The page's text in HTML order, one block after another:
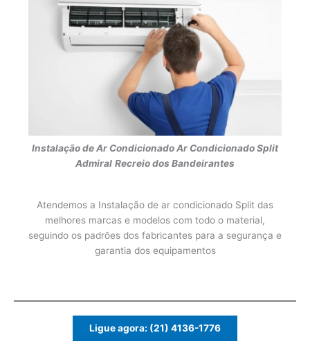
Instalação de Ar CondicionadoAr Condicionado Split
Admiral Recreio dos Bandeirantes
Atendemos a Instalação de ar condicionado Split das
melhores marcas e modelos com todo o material,
seguindo os padrões dos fabricantes para a segurança e
garantia dos equipamentos
Ligue agora: (21) 4136-1776